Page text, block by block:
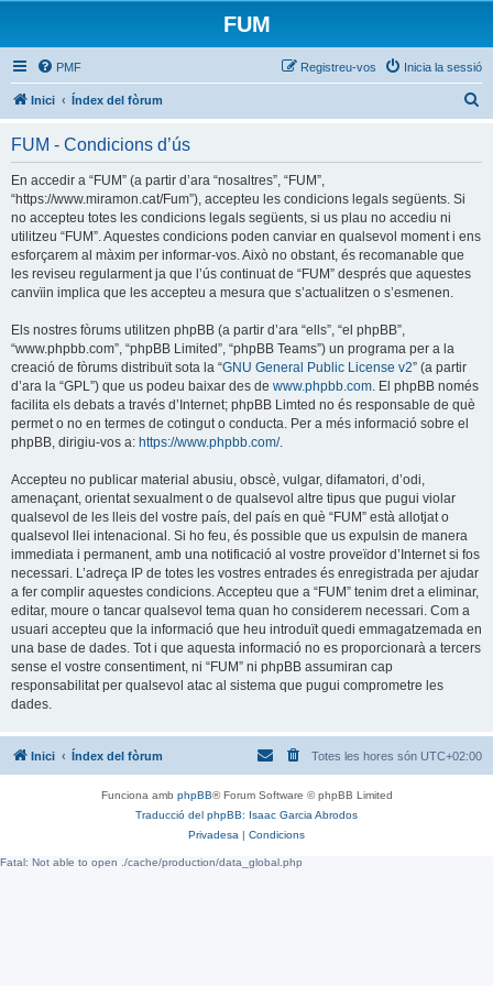
FUM
PMF Inicia la sessió
Registreu-vos
Inici Índex del fòrum
FUM - Condicions d’ús
En accedir a “FUM” (a partir d’ara “nosaltres”, “FUM”,
“https://www.miramon.cat/Fum”), accepteu les condicions legals següents. Si
no accepteu totes les condicions legals següents, si us plau no accediu ni
utilitzeu “FUM”. Aquestes condicions poden canviar en qualsevol moment i ens
esforçarem al màxim per informar-vos. Això no obstant, és recomanable que
les reviseu regularment ja que l’ús continuat de “FUM” després que aquestes
canvïin implica que les accepteu a mesura que s’actualitzen o s’esmenen.
Els nostres fòrums utilitzen phpBB (a partir d’ara “ells”, “el phpBB”,
“www.phpbb.com”, “phpBB Limited”, “phpBB Teams”) un programa per a la
creació de fòrums distribuït sota la “GNU General Public License v2” (a partir
d’ara la “GPL”) que us podeu baixar des de www.phpbb.com. El phpBB només
facilita els debats a través d’Internet; phpBB Limted no és responsable de què
permet o no en termes de cotingut o conducta. Per a més informació sobre el
phpBB, dirigiu-vos a: https://www.phpbb.com/.
Accepteu no publicar material abusiu, obscè, vulgar, difamatori, d’odi,
amenaçant, orientat sexualment o de qualsevol altre tipus que pugui violar
qualsevol de les lleis del vostre país, del país en què “FUM” està allotjat o
qualsevol llei intenacional. Si ho feu, és possible que us expulsin de manera
immediata i permanent, amb una notificació al vostre proveïdor d’Internet si fos
necessari. L’adreça IP de totes les vostres entrades és enregistrada per ajudar
a fer complir aquestes condicions. Accepteu que a “FUM” tenim dret a eliminar,
editar, moure o tancar qualsevol tema quan ho considerem necessari. Com a
usuari accepteu que la informació que heu introduït quedi emmagatzemada en
una base de dades. Tot i que aquesta informació no es proporcionarà a tercers
sense el vostre consentiment, ni “FUM” ni phpBB assumiran cap
responsabilitat per qualsevol atac al sistema que pugui comprometre les
dades.
Inici Índex del fòrum Totes les hores són UTC+02:00
Funciona amb phpBB® Forum Software © phpBB Limited
Traducció del phpBB: Isaac Garcia Abrodos
Privadesa | Condicions
Fatal: Not able to open ./cache/production/data_global.php